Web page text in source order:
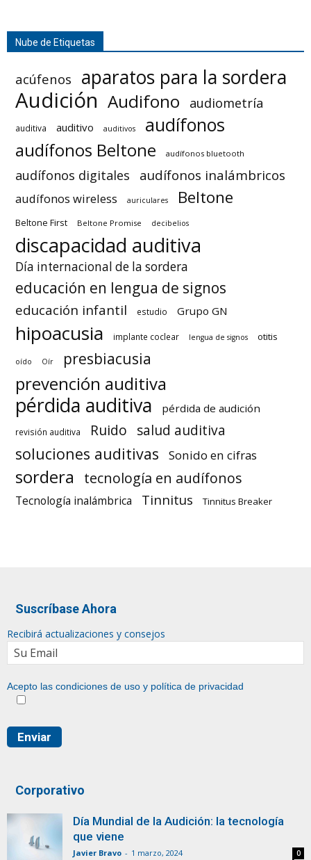
Nube de Etiquetas
acúfenos aparatos para la sordera
Audición Audifono audiometría
auditiva auditivo auditivos audífonos
audífonos Beltone audífonos bluetooth
audífonos digitales audífonos inalámbricos
audífonos wireless auriculares Beltone
Beltone First Beltone Promise decibelios
discapacidad auditiva
Día internacional de la sordera
educación en lengua de signos
educación infantil estudio Grupo GN
hipoacusia implante coclear lengua de signos otitis
oído Oír presbiacusia
prevención auditiva
pérdida auditiva pérdida de audición
revisión auditiva Ruido salud auditiva
soluciones auditivas Sonido en cifras
sordera tecnología en audífonos
Tecnología inalámbrica Tinnitus Tinnitus Breaker
Suscríbase Ahora
Recibirá actualizaciones y consejos
Acepto las condiciones de uso y política de privacidad
Corporativo
Día Mundial de la Audición: la tecnología
que viene
Javier Bravo - 1 marzo, 2024 0